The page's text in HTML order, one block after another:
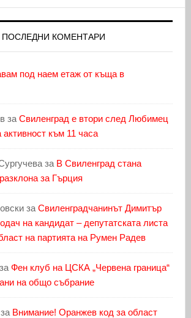
ПОСЛЕДНИ КОМЕНТАРИ
под наем етаж от къща в
за Свиленград е втори след Любимец
активност към 11 часа
за В Свиленград стана
за Гърция
за Свиленградчанинът Димитър
на кандидат – депутатската листа
на партията на Румен Радев
за Фен клуб на ЦСКА „Червена граница“
на общо събрание
Внимание! Оранжев код за област